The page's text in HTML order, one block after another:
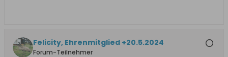
Felicity, Ehrenmitglied +20.5.2024
Forum-Teilnehmer